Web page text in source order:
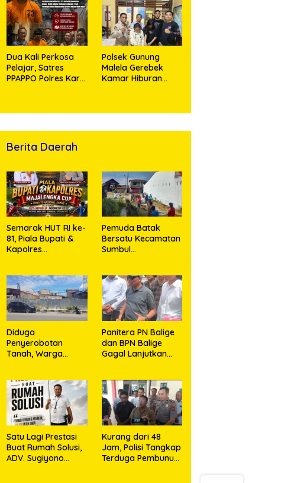
Anak, Pelaku
Ditangkap
Timbangan Digital
dan Puluhan Plastik
Klip
Dua Kali Perkosa
Pelajar, Satres
PPAPPO Polres Karo
Polsek Gunung
Malela Gerebek
Kamar Hiburan
Diringkus
Berita Daerah
Semarak HUT RI ke-
81, Piala Bupati &
Kapolres
Semangat Generasi
Muda
Pemuda Batak
Bersatu Kecamatan
Sumbul
Pembersihan
Massal Sambut HUT
Korem 023/KS dan
HUT Ke-81
Kemerdekaan RI
Diduga
Penyerobotan
Tanah, Warga
Memperjuangkan
Hak Kepemilikan
Panitera PN Balige
dan BPN Balige
Gagal Lanjutkan
Sebut Objek Salah
Lokasi
Satu Lagi Prestasi
Buat Rumah Solusi,
ADV. Sugiyono
Kurang dari 48
Jam, Polisi Tangkap
Terduga Pembunuh